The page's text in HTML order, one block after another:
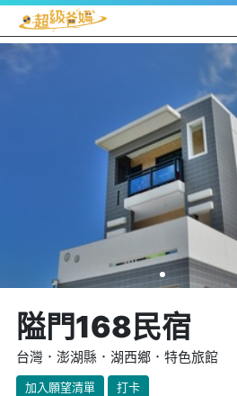
隘門168民宿
台灣．澎湖縣．湖西鄉．特色旅館
加入願望清單 打卡